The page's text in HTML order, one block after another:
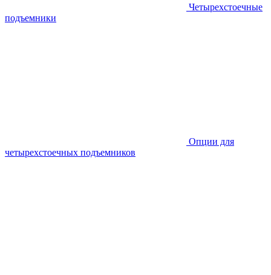
Четырехстоечные
подъемники
Опции для
четырехстоечных подъемников